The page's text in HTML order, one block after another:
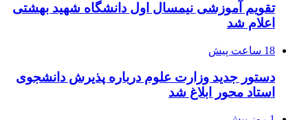
تقویم آموزشی نیمسال اول دانشگاه شهید بهشتی
اعلام شد
18 ساعت پیش
دستور جدید وزارت علوم درباره پذیرش دانشجوی
استاد محور ابلاغ شد